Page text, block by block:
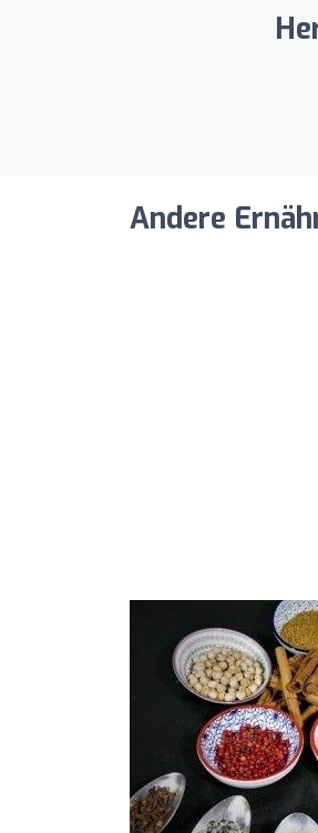
Andere